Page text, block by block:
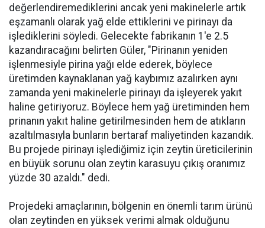
değerlendiremediklerini ancak yeni makinelerle artık
eşzamanlı olarak yağ elde ettiklerini ve pirinayı da
işlediklerini söyledi. Gelecekte fabrikanın 1'e 2.5
kazandıracağını belirten Güler, "Pirinanın yeniden
işlenmesiyle pirina yağı elde ederek, böylece
üretimden kaynaklanan yağ kaybımız azalırken aynı
zamanda yeni makinelerle pirinayı da işleyerek yakıt
haline getiriyoruz. Böylece hem yağ üretiminden hem
prinanın yakıt haline getirilmesinden hem de atıkların
azaltılmasıyla bunların bertaraf maliyetinden kazandık.
Bu projede pirinayı işlediğimiz için zeytin üreticilerinin
en büyük sorunu olan zeytin karasuyu çıkış oranımız
yüzde 30 azaldı." dedi.
Projedeki amaçlarının, bölgenin en önemli tarım ürünü
olan zeytinden en yüksek verimi almak olduğunu